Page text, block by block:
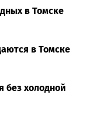
в Томске
в Томске
без холодной